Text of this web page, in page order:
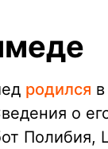
родился
о
Полибия,